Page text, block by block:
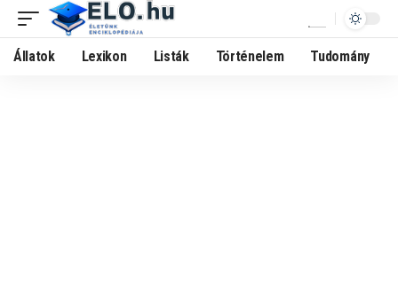
Állatok Lexikon Listák Történelem Tudomány